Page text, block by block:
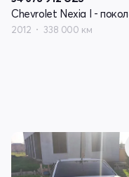
2012 338 000 км